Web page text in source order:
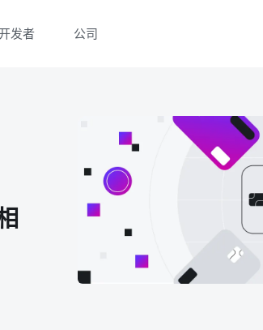
发者 公司
点击手机右上角分享
点击手机右上角分享